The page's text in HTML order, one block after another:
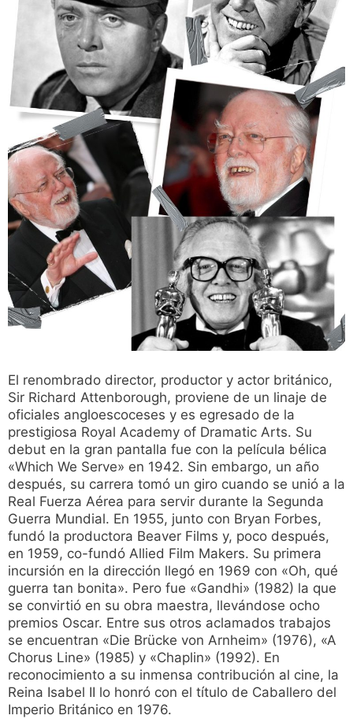
El renombrado director, productor y actor británico,
Sir Richard Attenborough, proviene de un linaje de
oficiales angloescoceses y es egresado de la
prestigiosa Royal Academy of Dramatic Arts. Su
debut en la gran pantalla fue con la película bélica
«Which We Serve» en 1942. Sin embargo, un año
después, su carrera tomó un giro cuando se unió a la
Real Fuerza Aérea para servir durante la Segunda
Guerra Mundial. En 1955, junto con Bryan Forbes,
fundó la productora Beaver Films y, poco después,
en 1959, co-fundó Allied Film Makers. Su primera
incursión en la dirección llegó en 1969 con «Oh, qué
guerra tan bonita». Pero fue «Gandhi» (1982) la que
se convirtió en su obra maestra, llevándose ocho
premios Oscar. Entre sus otros aclamados trabajos
se encuentran «Die Brücke von Arnheim» (1976), «A
Chorus Line» (1985) y «Chaplin» (1992). En
reconocimiento a su inmensa contribución al cine, la
Reina Isabel II lo honró con el título de Caballero del
Imperio Británico en 1976.